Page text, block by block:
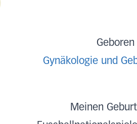
Gynäkologie und
Meinen